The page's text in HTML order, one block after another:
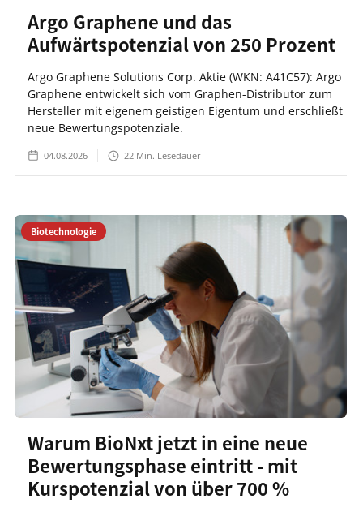
Argo Graphene und das
Aufwärtspotenzial von 250 Prozent
Argo Graphene Solutions Corp. Aktie (WKN: A41C57): Argo
Graphene entwickelt sich vom Graphen-Distributor zum
Hersteller mit eigenem geistigen Eigentum und erschließt
neue Bewertungspotenziale.
04.08.2026 22 Min. Lesedauer
Biotechnologie
Warum BioNxt jetzt in eine neue
Bewertungsphase eintritt - mit
Kurspotenzial von über 700 %